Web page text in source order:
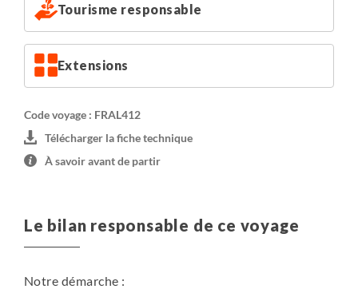
Tourisme responsable
Extensions
Code voyage : FRAL412
Télécharger la fiche technique
À savoir avant de partir
Le bilan responsable de ce voyage
Notre démarche :